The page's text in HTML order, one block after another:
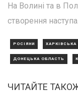
На Волині та в
створення
РОСІЯНИ
ДОНЕЦЬКА ОБЛАСТЬ
ЧИТАЙТЕ